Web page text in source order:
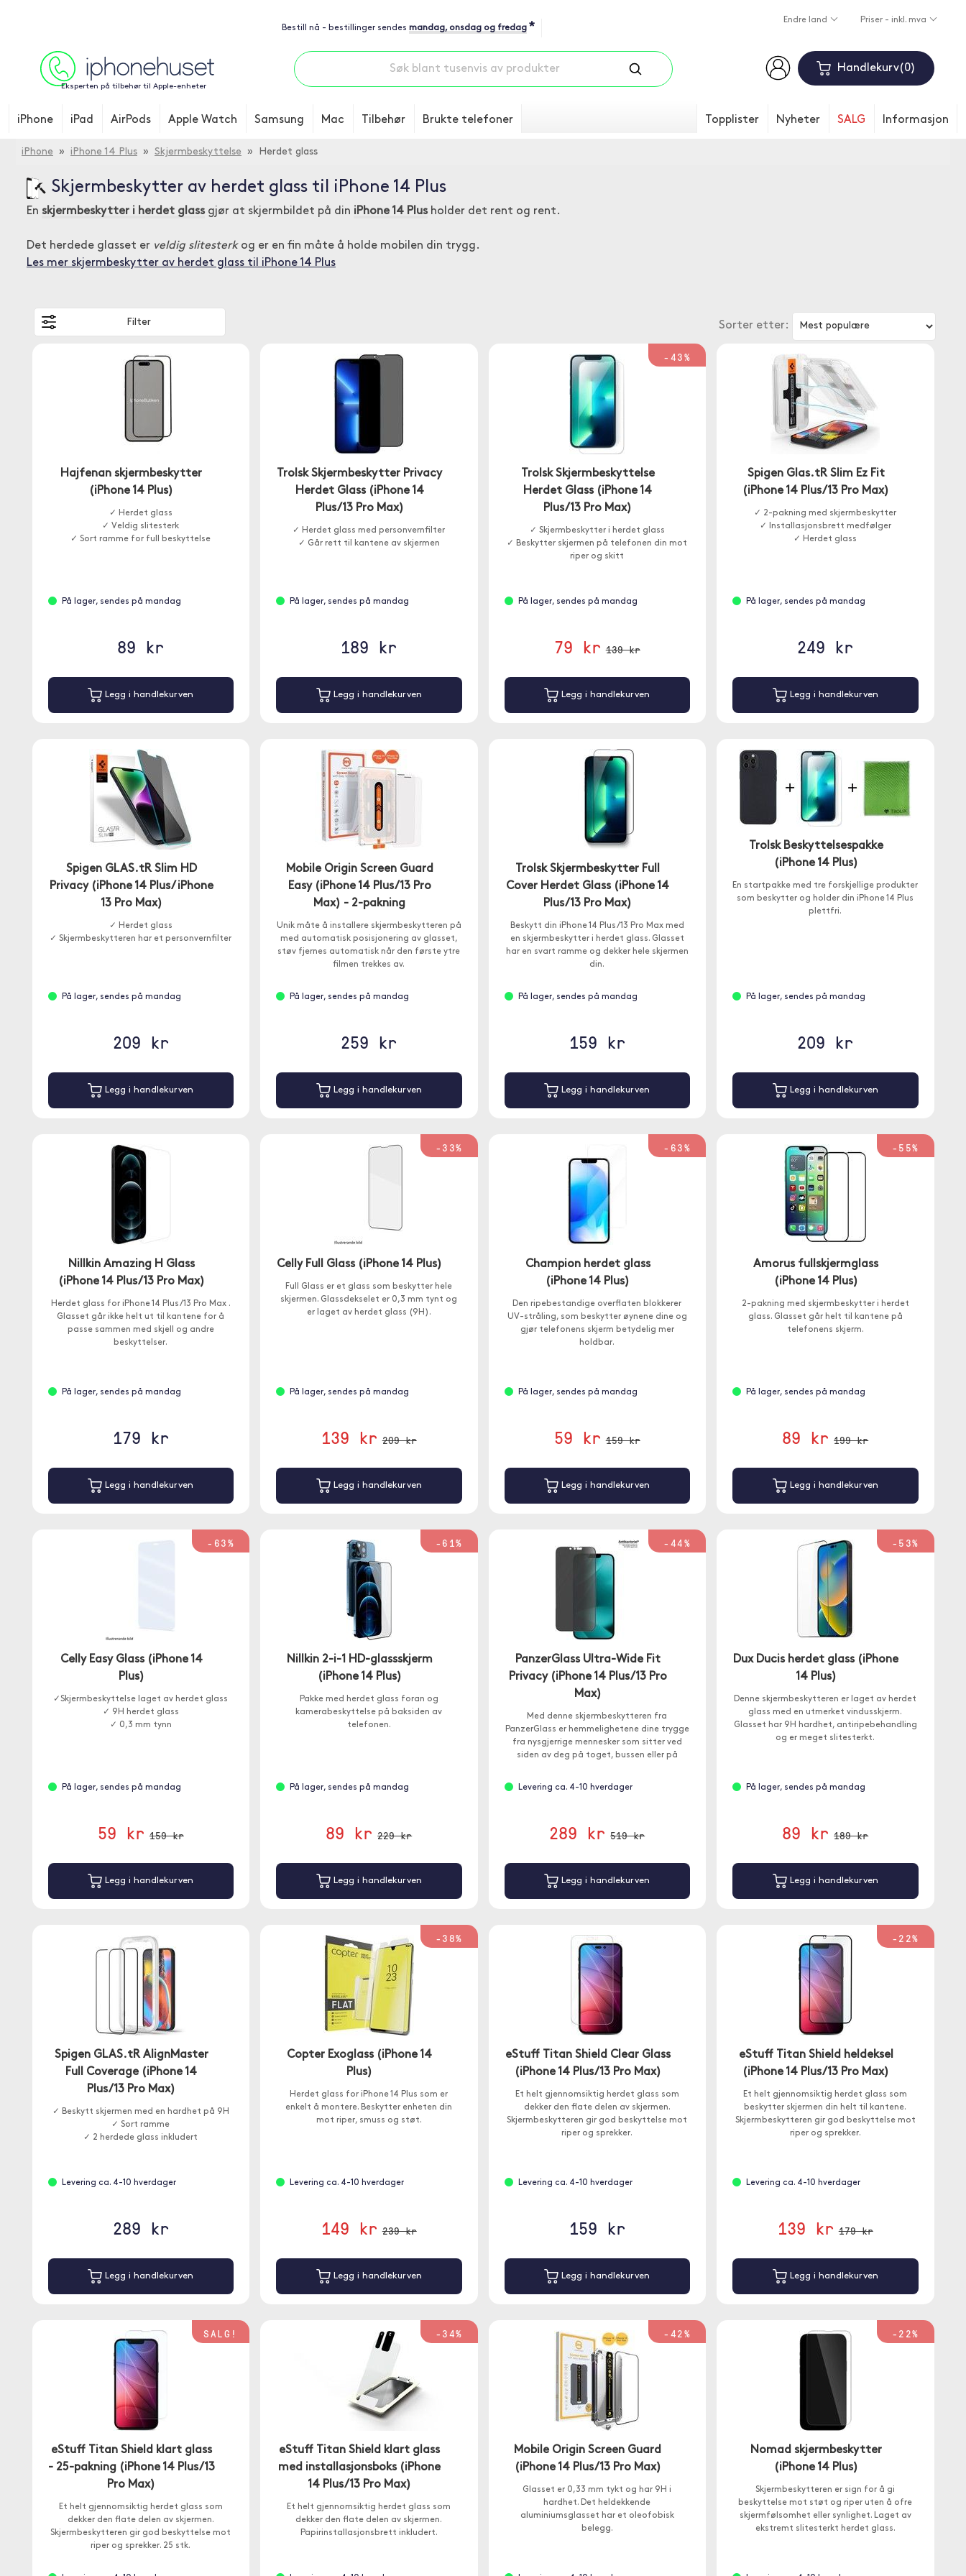
Bestill nå - bestillinger sendes mandag, onsdag og fredag *
Endre land Priser - inkl. mva
Eksperten på tilbehør til Apple-enheter
Handlekurv 0
iPhone iPad AirPods Apple Watch Samsung Mac Tilbehør Brukte telefoner Topplister Nyheter SALG Informasjon
iPhone » iPhone 14 Plus » Skjermbeskyttelse » Herdet glass
Skjermbeskytter av herdet glass til iPhone 14 Plus
En skjermbeskytter i herdet glass gjør at skjermbildet på din iPhone 14 Plus holder det rent og rent.
Det herdede glasset er veldig slitesterkog er en fin måte å holde mobilen din trygg.
Les mer skjermbeskytter av herdet glass til iPhone 14 Plus
Sorter etter:
Filter
Hajfenan skjermbeskytter
(iPhone 14 Plus)
✓ Herdet glass
✓ Veldig slitesterk
✓ Sort ramme for full beskyttelse
På lager, sendes på mandag
89 kr
Legg i handlekurven
Trolsk Skjermbeskytter Privacy
Herdet Glass (iPhone 14
Plus/13 Pro Max)
✓ Herdet glass med personvernfilter
✓ Går rett til kantene av skjermen
På lager, sendes på mandag
189 kr
Legg i handlekurven
-43%
Trolsk Skjermbeskyttelse
Herdet Glass (iPhone 14
Plus/13 Pro Max)
✓ Skjermbeskytter i herdet glass
✓ Beskytter skjermen på telefonen din mot
riper og skitt
På lager, sendes på mandag
79 kr 139 kr
Legg i handlekurven
Spigen Glas.tR Slim Ez Fit
(iPhone 14 Plus/13 Pro Max)
✓ 2-pakning med skjermbeskytter
✓ Installasjonsbrett medfølger
✓ Herdet glass
På lager, sendes på mandag
249 kr
Legg i handlekurven
Spigen GLAS.tR Slim HD
Privacy (iPhone 14 Plus/ iPhone
13 Pro Max)
✓ Herdet glass
✓ Skjermbeskytteren har et personvernfilter
På lager, sendes på mandag
209 kr
Legg i handlekurven
Mobile Origin Screen Guard
Easy (iPhone 14 Plus/13 Pro
Max) - 2-pakning
Unik måte å installere skjermbeskytteren på
med automatisk posisjonering av glasset,
støv fjernes automatisk når den første ytre
filmen trekkes av.
På lager, sendes på mandag
259 kr
Legg i handlekurven
Trolsk Skjermbeskytter Full
Cover Herdet Glass (iPhone 14
Plus/13 Pro Max)
Beskytt din iPhone 14 Plus/13 Pro Max med
en skjermbeskytter i herdet glass. Glasset
har en svart ramme og dekker hele skjermen
din.
På lager, sendes på mandag
159 kr
Legg i handlekurven
Trolsk Beskyttelsespakke
(iPhone 14 Plus)
En startpakke med tre forskjellige produkter
som beskytter og holder din iPhone 14 Plus
plettfri.
På lager, sendes på mandag
209 kr
Legg i handlekurven
Nillkin Amazing H Glass
(iPhone 14 Plus/13 Pro Max)
Herdet glass for iPhone 14 Plus/13 Pro Max .
Glasset går ikke helt ut til kantene for å
passe sammen med skjell og andre
beskyttelser.
På lager, sendes på mandag
179 kr
Legg i handlekurven
-33%
Celly Full Glass (iPhone 14 Plus)
Full Glass er et glass som beskytter hele
skjermen. Glassdekselet er 0,3 mm tynt og
er laget av herdet glass (9H).
På lager, sendes på mandag
139 kr 209 kr
Legg i handlekurven
-63%
Champion herdet glass
(iPhone 14 Plus)
Den ripebestandige overflaten blokkerer
UV-stråling, som beskytter øynene dine og
gjør telefonens skjerm betydelig mer
holdbar.
På lager, sendes på mandag
59 kr 159 kr
Legg i handlekurven
-55%
Amorus fullskjermglass
(iPhone 14 Plus)
2-pakning med skjermbeskytter i herdet
glass. Glasset går helt til kantene på
telefonens skjerm.
På lager, sendes på mandag
89 kr 199 kr
Legg i handlekurven
-63%
Celly Easy Glass (iPhone 14
Plus)
✓Skjermbeskyttelse laget av herdet glass
✓ 9H herdet glass
✓ 0,3 mm tynn
På lager, sendes på mandag
59 kr 159 kr
Legg i handlekurven
-61%
Nillkin 2-i-1 HD-glassskjerm
(iPhone 14 Plus)
Pakke med herdet glass foran og
kamerabeskyttelse på baksiden av
telefonen.
På lager, sendes på mandag
89 kr 229 kr
Legg i handlekurven
-44%
PanzerGlass Ultra-Wide Fit
Privacy (iPhone 14 Plus/13 Pro
Max)
Med denne skjermbeskytteren fra
PanzerGlass er hemmelighetene dine trygge
fra nysgjerrige mennesker som sitter ved
siden av deg på toget, bussen eller på
Levering ca. 4-10 hverdager
289 kr 519 kr
Legg i handlekurven
-53%
Dux Ducis herdet glass (iPhone
14 Plus)
Denne skjermbeskytteren er laget av herdet
glass med en utmerket vindusskjerm.
Glasset har 9H hardhet, antiripebehandling
og er meget slitesterkt.
På lager, sendes på mandag
89 kr 189 kr
Legg i handlekurven
Spigen GLAS.tR AlignMaster
Full Coverage (iPhone 14
Plus/13 Pro Max)
✓ Beskytt skjermen med en hardhet på 9H
✓ Sort ramme
✓ 2 herdede glass inkludert
Levering ca. 4-10 hverdager
289 kr
Legg i handlekurven
-38%
Copter Exoglass (iPhone 14
Plus)
Herdet glass for iPhone 14 Plus som er
enkelt å montere. Beskytter enheten din
mot riper, smuss og støt.
Levering ca. 4-10 hverdager
149 kr 239 kr
Legg i handlekurven
eStuff Titan Shield Clear Glass
(iPhone 14 Plus/13 Pro Max)
Et helt gjennomsiktig herdet glass som
dekker den flate delen av skjermen.
Skjermbeskytteren gir god beskyttelse mot
riper og sprekker.
Levering ca. 4-10 hverdager
159 kr
Legg i handlekurven
-22%
eStuff Titan Shield heldeksel
(iPhone 14 Plus/13 Pro Max)
Et helt gjennomsiktig herdet glass som
beskytter skjermen din helt til kantene.
Skjermbeskytteren gir god beskyttelse mot
riper og sprekker.
Levering ca. 4-10 hverdager
139 kr 179 kr
Legg i handlekurven
SALG!
eStuff Titan Shield klart glass
- 25-pakning (iPhone 14 Plus/13
Pro Max)
Et helt gjennomsiktig herdet glass som
dekker den flate delen av skjermen.
Skjermbeskytteren gir god beskyttelse mot
riper og sprekker. 25 stk.
-34%
eStuff Titan Shield klart glass
med installasjonsboks (iPhone
14 Plus/13 Pro Max)
Et helt gjennomsiktig herdet glass som
dekker den flate delen av skjermen.
Papirinstallasjonsbrett inkludert.
-42%
Mobile Origin Screen Guard
(iPhone 14 Plus/13 Pro Max)
Glasset er 0,33 mm tykt og har 9H i
hardhet. Det heldekkende
aluminiumsglasset har et oleofobisk
belegg.
-22%
Nomad skjermbeskytter
(iPhone 14 Plus)
Skjermbeskytteren er sign for å gi
beskyttelse mot støt og riper uten å ofre
skjermfølsomhet eller synlighet. Laget av
ekstremt slitesterkt herdet glass.